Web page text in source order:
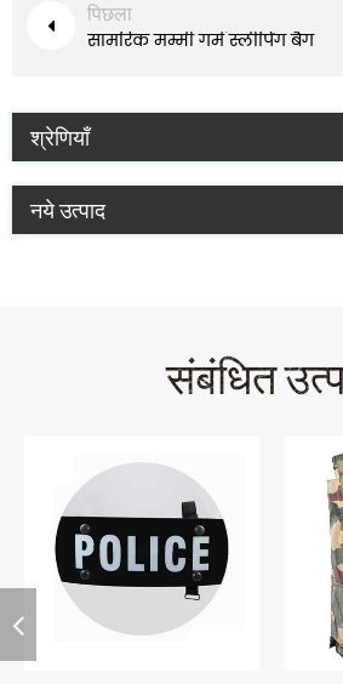
पिछला
सामरिक मम्मी गर्म स्लीपिंग बैग
श्रेणियाँ
नये उत्पाद
संबंधित